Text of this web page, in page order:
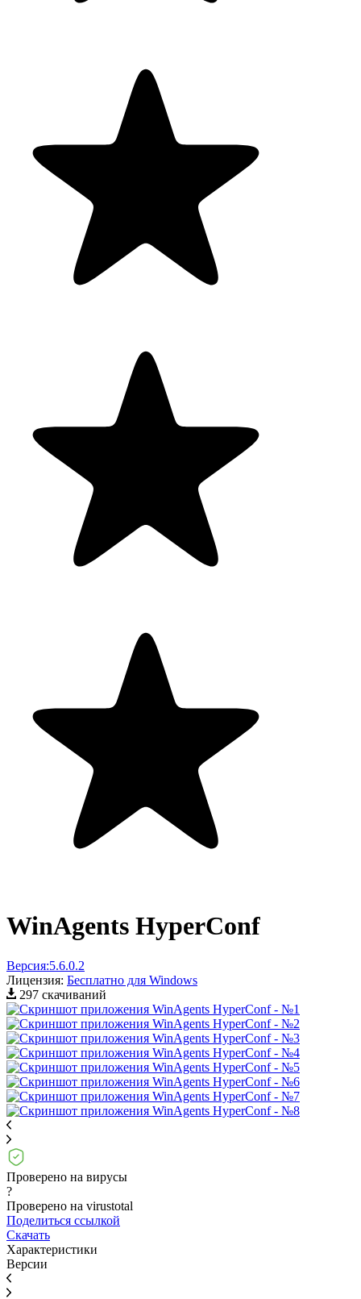
WinAgents HyperConf
Версия:5.6.0.2
Лицензия: Бесплатно для Windows
297 скачиваний
Проверено на вирусы
?
Проверено на virustotal
Поделиться ссылкой
Скачать
Характеристики
Версии